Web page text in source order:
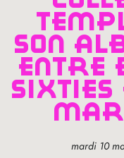
son
entre
sixties
mardi 10